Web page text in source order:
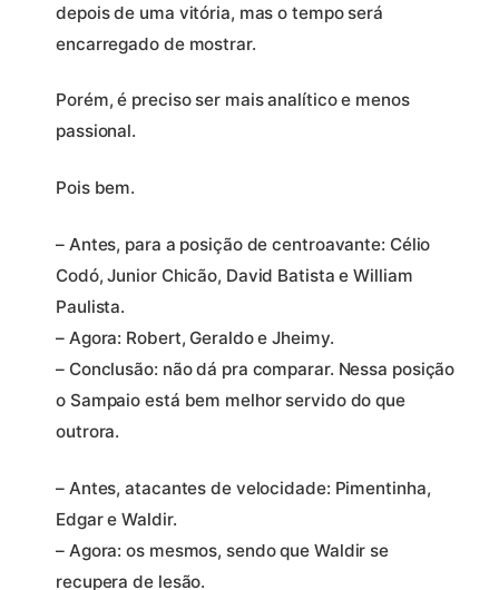
depois de uma vitória, mas o tempo será
encarregado de mostrar.
Porém, é preciso ser mais analítico e menos
passional.
Pois bem.
– Antes, para a posição de centroavante: Célio
Codó, Junior Chicão, David Batista e William
Paulista.
– Agora: Robert, Geraldo e Jheimy.
– Conclusão: não dá pra comparar. Nessa posição
o Sampaio está bem melhor servido do que
outrora.
– Antes, atacantes de velocidade: Pimentinha,
Edgar e Waldir.
– Agora: os mesmos, sendo que Waldir se
recupera de lesão.